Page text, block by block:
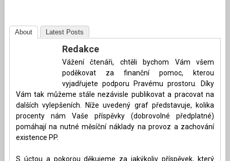
About Latest Posts
Redakce
Vážení čtenáři, chtěli bychom Vám všem
poděkovat za finanční pomoc, kterou
vyjadřujete podporu Pravému prostoru. Díky
Vám tak můžeme stále nezávisle publikovat a pracovat na
dalších vylepšeních. Níže uvedený graf představuje, kolika
procenty nám Vaše příspěvky (dobrovolné předplatné)
pomáhají na nutné měsíční náklady na provoz a zachování
existence PP.
S úctou a pokorou děkujeme za jakýkoliv příspěvek, který